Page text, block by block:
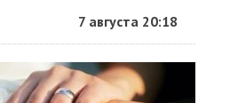
7 августа 20:18